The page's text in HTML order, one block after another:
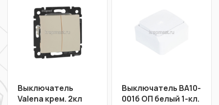
Выключатель
Valena крем. 2кл
Выключатель ВА10-
001б ОП белый 1-кл.